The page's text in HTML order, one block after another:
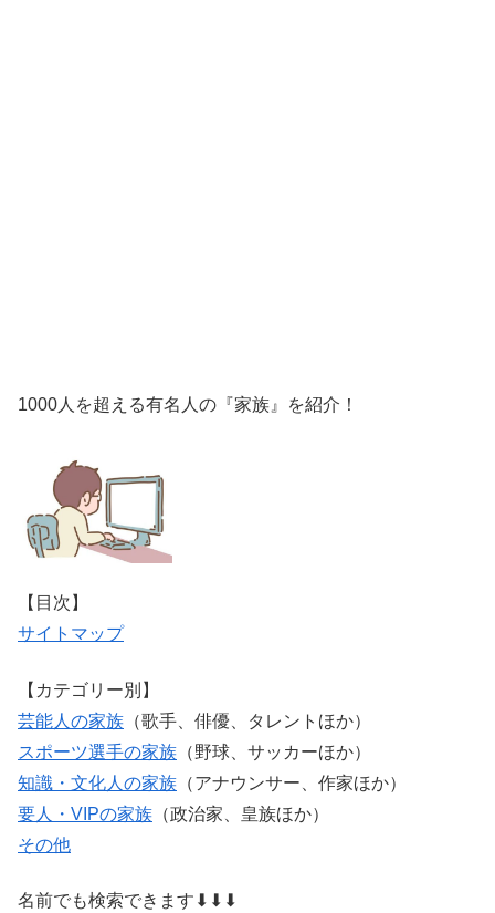
1000人を超える有名人の『家族』を紹介！
【目次】
サイトマップ
【カテゴリー別】
芸能人の家族 （歌手、俳優、タレントほか）
スポーツ選手の家族 （野球、サッカーほか）
知識・文化人の家族 （アナウンサー、作家ほか）
要人・VIPの家族 （政治家、皇族ほか）
その他
名前でも検索できます⬇⬇⬇